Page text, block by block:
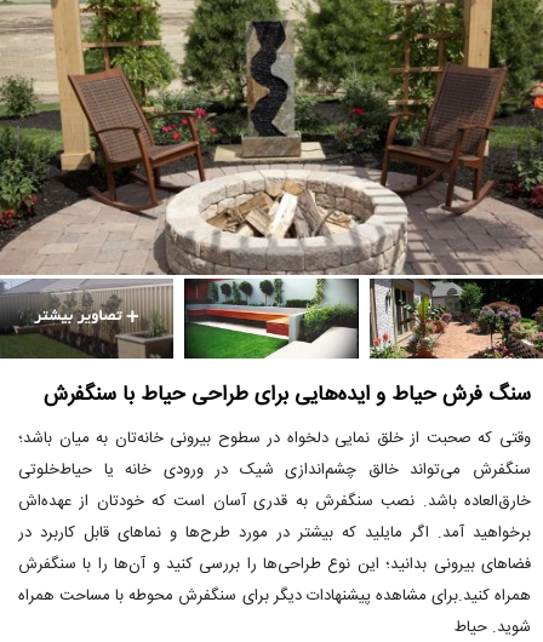
سنگ فرش حیاط و ایده‌هایی برای طراحی حیاط با سنگفرش
وقتی که صحبت از خلق نمایی دلخواه در سطوح بیرونی خانه‌تان به میان باشد؛
سنگفرش می‌تواند خالق چشم‌اندازی شیک در ورودی خانه یا حیاط‌خلوتی
خارق‌العاده باشد. نصب سنگفرش به قدری آسان است که خودتان از عهده‌اش
برخواهید آمد. اگر مایلید که بیشتر در مورد طرح‌ها و نماهای قابل کاربرد در
فضاهای بیرونی بدانید؛ این نوع طراحی‌ها را بررسی کنید و آن‌ها را با سنگفرش
همراه کنید.برای مشاهده پیشنهادات دیگر برای سنگفرش محوطه با مساحت همراه
شوید. حیاط